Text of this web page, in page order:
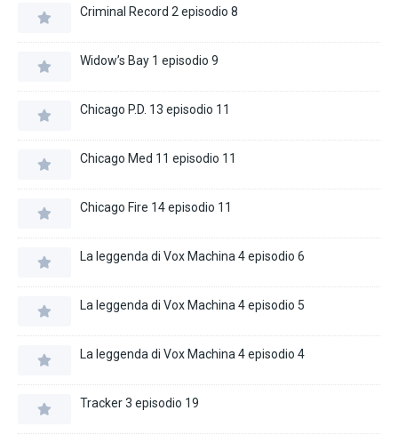
Criminal Record 2 episodio 8
Widow’s Bay 1 episodio 9
Chicago P.D. 13 episodio 11
Chicago Med 11 episodio 11
Chicago Fire 14 episodio 11
La leggenda di Vox Machina 4 episodio 6
La leggenda di Vox Machina 4 episodio 5
La leggenda di Vox Machina 4 episodio 4
Tracker 3 episodio 19